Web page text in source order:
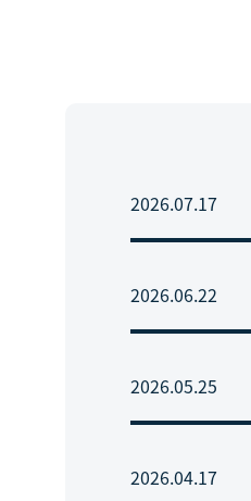
2026.07.17
2026.06.22
2026.05.25
2026.04.17